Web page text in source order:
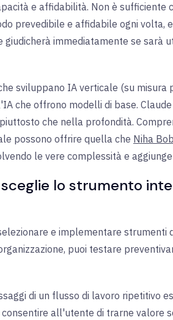
e affidabilità. Non è
prevedibile e affidabile ogni volta,
immediatamente se sarà
sviluppano IA verticale (su
che offrono modelli di base.
che nella profondità.
possono offrire quella che Niha
le vere complessità e
lo strumento
e implementare
puoi testare
di un flusso di lavoro ripetitivo
all'utente di trarne valore